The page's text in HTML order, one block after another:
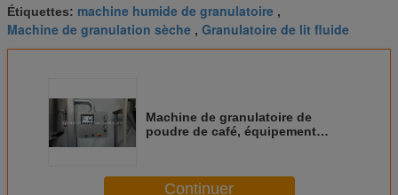
Étiquettes: machine humide de granulatoire ,
Machine de granulation sèche , Granulatoire de lit fluide
Machine de granulatoire de
poudre de café, équipement
Continuer